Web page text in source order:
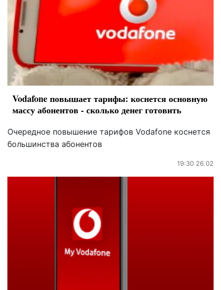
Vodafone повышает тарифы: коснется основную
массу абонентов - сколько денег готовить
Очередное повышение тарифов Vodafone коснется
большинства абонентов
19:30 26.02